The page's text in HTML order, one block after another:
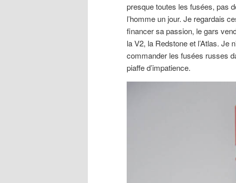
presque toutes les fusées, pas
l’homme un jour. Je regardais
financer sa passion, le gars
la V2, la Redstone et l’Atlas. Je
commander les fusées russes
piaffe d’impatience.